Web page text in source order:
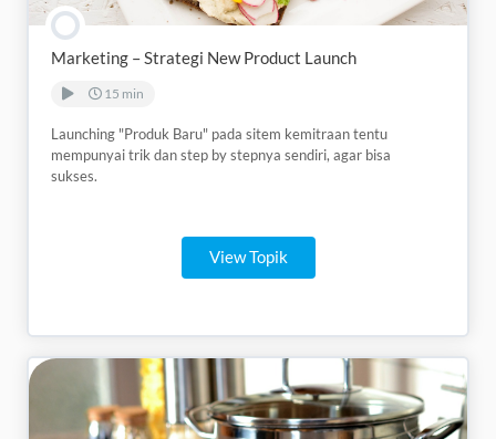
Marketing – Strategi New Product Launch
15 min
Launching "Produk Baru" pada sitem kemitraan tentu
mempunyai trik dan step by stepnya sendiri, agar bisa
sukses.
View Topik